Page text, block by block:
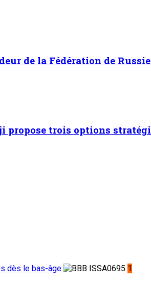
de la Fédération de
propose trois options
dès le bas-âge
1